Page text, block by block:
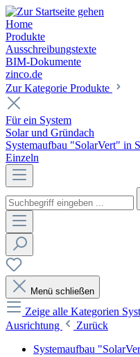
Home
Produkte
Ausschreibungstexte
BIM-Dokumente
zinco.de
Zur Kategorie Produkte
Für ein System
Solar und Gründach
Systemaufbau "SolarVert" in
Einzeln
Menü schließen
Zeige alle Kategorien
Ausrichtung
Zurück
Systemaufbau